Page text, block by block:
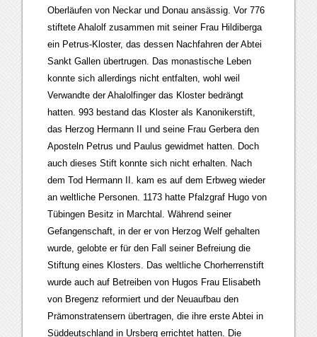
Oberläufen von Neckar und Donau ansässig. Vor 776
stiftete Ahalolf zusammen mit seiner Frau Hildiberga
ein Petrus-Kloster, das dessen Nachfahren der Abtei
Sankt Gallen übertrugen. Das monastische Leben
konnte sich allerdings nicht entfalten, wohl weil
Verwandte der Ahalolfinger das Kloster bedrängt
hatten. 993 bestand das Kloster als Kanonikerstift,
das Herzog Hermann II und seine Frau Gerbera den
Aposteln Petrus und Paulus gewidmet hatten. Doch
auch dieses Stift konnte sich nicht erhalten. Nach
dem Tod Hermann II. kam es auf dem Erbweg wieder
an weltliche Personen. 1173 hatte Pfalzgraf Hugo von
Tübingen Besitz in Marchtal. Während seiner
Gefangenschaft, in der er von Herzog Welf gehalten
wurde, gelobte er für den Fall seiner Befreiung die
Stiftung eines Klosters. Das weltliche Chorherrenstift
wurde auch auf Betreiben von Hugos Frau Elisabeth
von Bregenz reformiert und der Neuaufbau den
Prämonstratensern übertragen, die ihre erste Abtei in
Süddeutschland in Ursberg errichtet hatten. Die